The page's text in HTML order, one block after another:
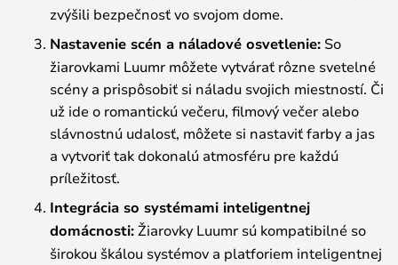
zvýšili bezpečnosť vo svojom dome.
Nastavenie scén a náladové osvetlenie: So
žiarovkami Luumr môžete vytvárať rôzne svetelné
scény a prispôsobiť si náladu svojich miestností. Či
už ide o romantickú večeru, filmový večer alebo
slávnostnú udalosť, môžete si nastaviť farby a jas
a vytvoriť tak dokonalú atmosféru pre každú
príležitosť.
Integrácia so systémami inteligentnej
domácnosti:Žiarovky Luumr sú kompatibilné so
širokou škálou systémov a platforiem inteligentnej